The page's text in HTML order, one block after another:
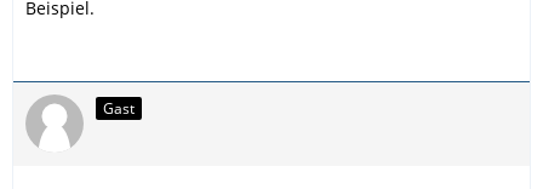
Beispiel.
Gast